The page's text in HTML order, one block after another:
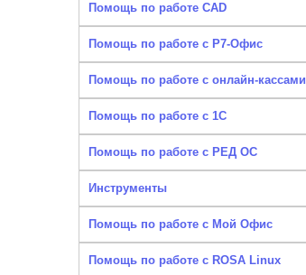
Помощь по работе CAD
Помощь по работе с Р7-Офис
Помощь по работе с онлайн-кассами
Помощь по работе с 1С
Помощь по работе с РЕД ОС
Инструменты
Помощь по работе с Мой Офис
Помощь по работе с ROSA Linux